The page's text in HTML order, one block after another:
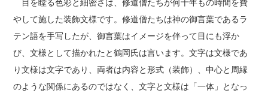
目を瞠る色彩と細密さは、修道僧たちが何十年もの時間を費
やして施した装飾文様です。修道僧たちは神の御言葉であるラ
テン語を手写したが、御言葉はイメージを伴って目にも浮か
び、文様として描かれたと鶴岡氏は言います。文字は文様であ
り文様は文字であり、両者は内容と形式（装飾）、中心と周縁
のような関係にあるのではなく、文字と文様は「一体」となっ